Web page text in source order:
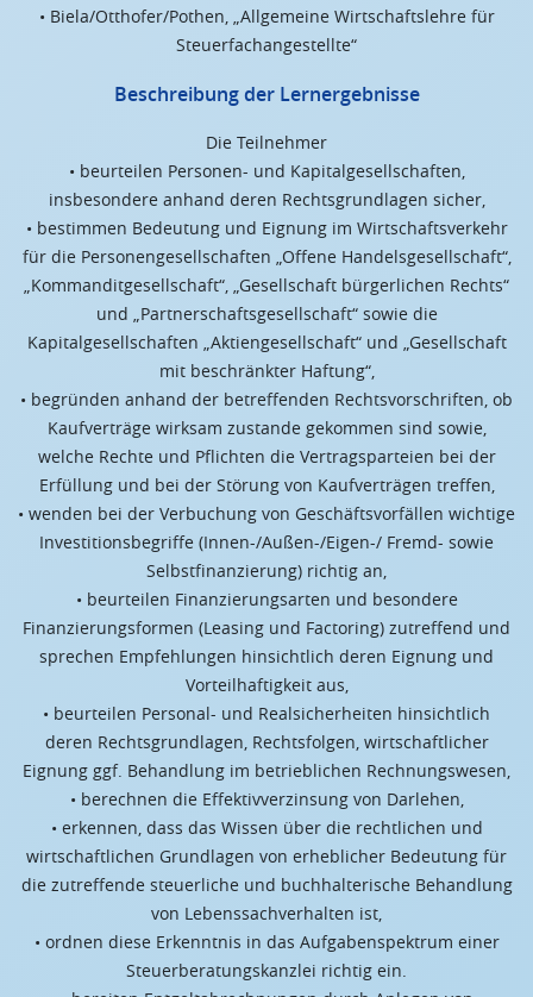
• Biela/Otthofer/Pothen, „Allgemeine Wirtschaftslehre für
Steuerfachangestellte“
Beschreibung der Lernergebnisse
Die Teilnehmer
• beurteilen Personen- und Kapitalgesellschaften,
insbesondere anhand deren Rechtsgrundlagen sicher,
• bestimmen Bedeutung und Eignung im Wirtschaftsverkehr
für die Personengesellschaften „Offene Handelsgesellschaft“,
„Kommanditgesellschaft“, „Gesellschaft bürgerlichen Rechts“
und „Partnerschaftsgesellschaft“ sowie die
Kapitalgesellschaften „Aktiengesellschaft“ und „Gesellschaft
mit beschränkter Haftung“,
• begründen anhand der betreffenden Rechtsvorschriften, ob
Kaufverträge wirksam zustande gekommen sind sowie,
welche Rechte und Pflichten die Vertragsparteien bei der
Erfüllung und bei der Störung von Kaufverträgen treffen,
• wenden bei der Verbuchung von Geschäftsvorfällen wichtige
Investitionsbegriffe (Innen-/Außen-/Eigen-/ Fremd- sowie
Selbstfinanzierung) richtig an,
• beurteilen Finanzierungsarten und besondere
Finanzierungsformen (Leasing und Factoring) zutreffend und
sprechen Empfehlungen hinsichtlich deren Eignung und
Vorteilhaftigkeit aus,
• beurteilen Personal- und Realsicherheiten hinsichtlich
deren Rechtsgrundlagen, Rechtsfolgen, wirtschaftlicher
Eignung ggf. Behandlung im betrieblichen Rechnungswesen,
• berechnen die Effektivverzinsung von Darlehen,
• erkennen, dass das Wissen über die rechtlichen und
wirtschaftlichen Grundlagen von erheblicher Bedeutung für
die zutreffende steuerliche und buchhalterische Behandlung
von Lebenssachverhalten ist,
• ordnen diese Erkenntnis in das Aufgabenspektrum einer
Steuerberatungskanzlei richtig ein.